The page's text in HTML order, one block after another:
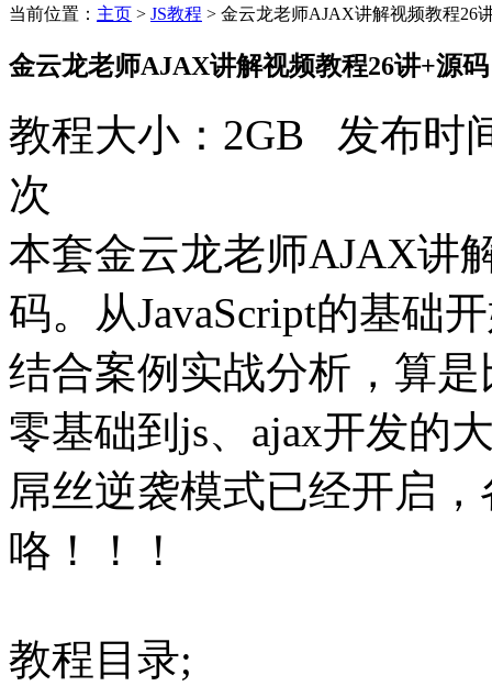
当前位置： 主页 > JS教程 > 金云龙老师AJAX讲解视频教程26
金云龙老师AJAX讲解视频教程26讲+源码
教程大小：2GB 发布
次
本套金云龙老师AJAX讲
码。从JavaScript的基础
结合案例实战分析，算
零基础到js、ajax开发
屌丝逆袭模式已经开启
咯！！！
教程目录;